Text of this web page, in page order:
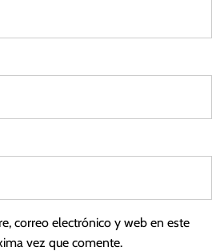
correo electrónico y web en este
vez que comente.